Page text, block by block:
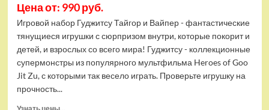
Цена от: 990 руб.
Игровой набор Гуджитсу Тайгор и Вайпер - фантастические
тянущиеся игрушки с сюрпризом внутри, которые покорит и
детей, и взрослых со всего мира! Гуджитсу - коллекционные
супермонстры из популярного мультфильма Heroes of Goo
Jit Zu, с которыми так весело играть. Проверьте игрушку на
прочность...